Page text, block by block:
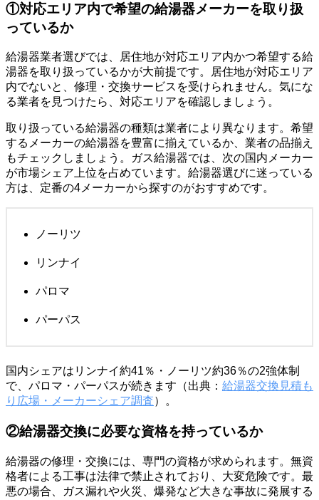
①対応エリア内で希望の給湯器メーカーを取り扱
っているか
給湯器業者選びでは、居住地が対応エリア内かつ希望する給
湯器を取り扱っているかが大前提です。居住地が対応エリア
内でないと、修理・交換サービスを受けられません。気にな
る業者を見つけたら、対応エリアを確認しましょう。
取り扱っている給湯器の種類は業者により異なります。希望
するメーカーの給湯器を豊富に揃えているか、業者の品揃え
もチェックしましょう。ガス給湯器では、次の国内メーカー
が市場シェア上位を占めています。給湯器選びに迷っている
方は、定番の4メーカーから探すのがおすすめです。
ノーリツ
リンナイ
パロマ
パーパス
国内シェアはリンナイ約41％・ノーリツ約36％の2強体制
で、パロマ・パーパスが続きます（出典： 給湯器交換見積も
り広場・メーカーシェア調査）。
②給湯器交換に必要な資格を持っているか
給湯器の修理・交換には、専門の資格が求められます。無資
格者による工事は法律で禁止されており、大変危険です。最
悪の場合、ガス漏れや火災、爆発など大きな事故に発展する